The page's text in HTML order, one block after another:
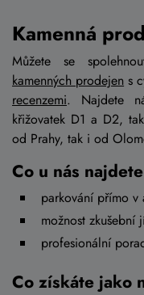
Kamenná
Můžete se
kamenných prodejen s
recenzemi. Najdete
křižovatek D1 a D2,
od Prahy, tak i od
Co u nás
parkování přímo
možnost zkušební
profesionální
Co získáte jako